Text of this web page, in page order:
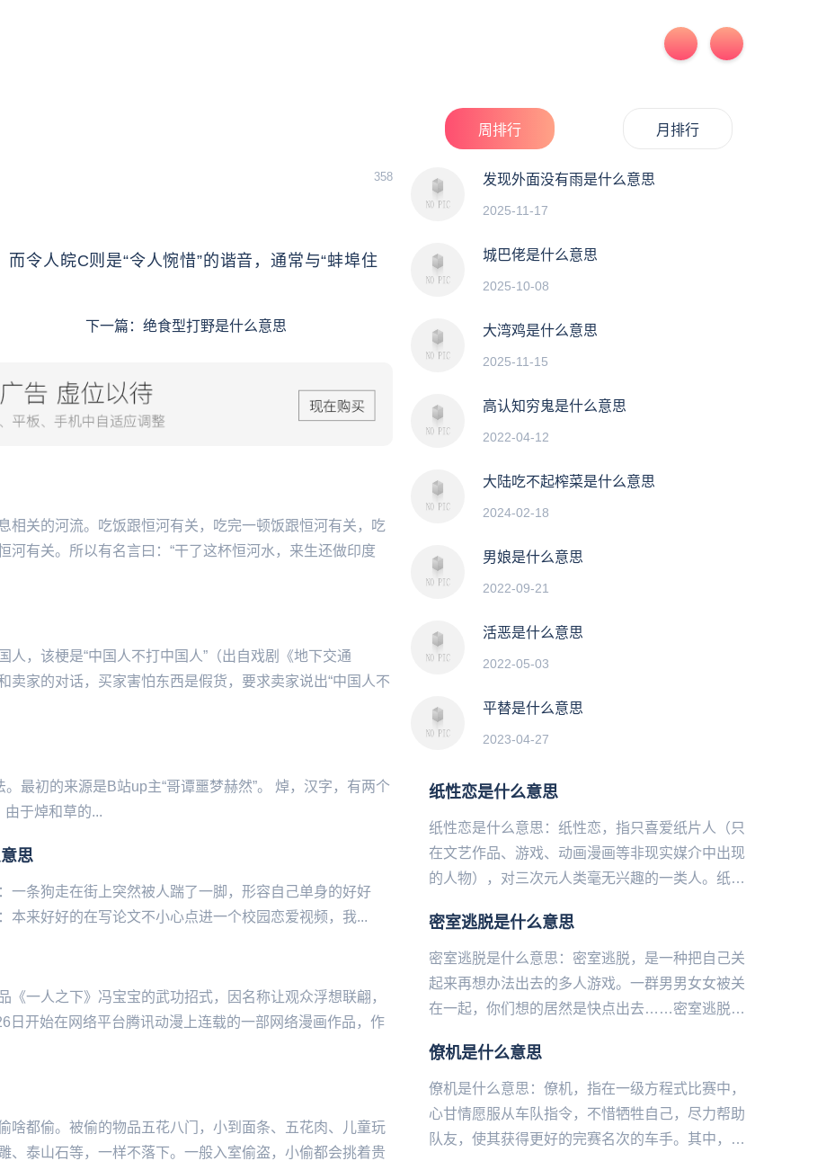
358
令人皖C则是“令人惋惜”的谐音，通常与“蚌埠住
下一篇： 绝食型打野是什么意思
相关的河流。吃饭跟恒河有关，吃完一顿饭跟恒河有关，吃
河有关。所以有名言曰：“干了这杯恒河水，来生还做印度
，该梗是“中国人不打中国人”（出自戏剧《地下交通
卖家的对话，买家害怕东西是假货，要求卖家说出“中国人不
最初的来源是B站up主“哥谭噩梦赫然”。 焯，汉字，有两个
于焯和草的...
思
一条狗走在街上突然被人踹了一脚，形容自己单身的好好
本来好好的在写论文不小心点进一个校园恋爱视频，我‌‌‌‌‌‌‌‌‌...
《一人之下》冯宝宝的武功招式，因名称让观众浮想联翩，
日开始在网络平台腾讯动漫上连载的一部网络漫画作品，作
啥都偷。被偷的物品五花八门，小到面条、五花肉、儿童玩
、泰山石等，一样不落下。一般入室偷盗，小偷都会挑着贵
周排行 月排行
发现外面没有雨是什么意思
2025-11-17
城巴佬是什么意思
2025-10-08
大湾鸡是什么意思
2025-11-15
高认知穷鬼是什么意思
2022-04-12
大陆吃不起榨菜是什么意思
2024-02-18
男娘是什么意思
2022-09-21
活恶是什么意思
2022-05-03
平替是什么意思
2023-04-27
纸性恋是什么意思
纸性恋是什么意思：纸性恋，指只喜爱纸片人（只
在文艺作品、游戏、动画漫画等非现实媒介中出现
的人物），对三次元人类毫无兴趣的一类人。纸性
有的宅男讨厌三次元妹子喜...
密室逃脱是什么意思
密室逃脱是什么意思：密室逃脱，是一种把自己关
起来再想办法出去的多人游戏。一群男男女女被关
在一起，你们想的居然是快点出去……密室逃脱，
创意多源自于电影、网络等...
僚机是什么意思
僚机是什么意思：僚机，指在一级方程式比赛中，
心甘情愿服从车队指令，不惜牺牲自己，尽力帮助
队友，使其获得更好的完赛名次的车手。其中，芬